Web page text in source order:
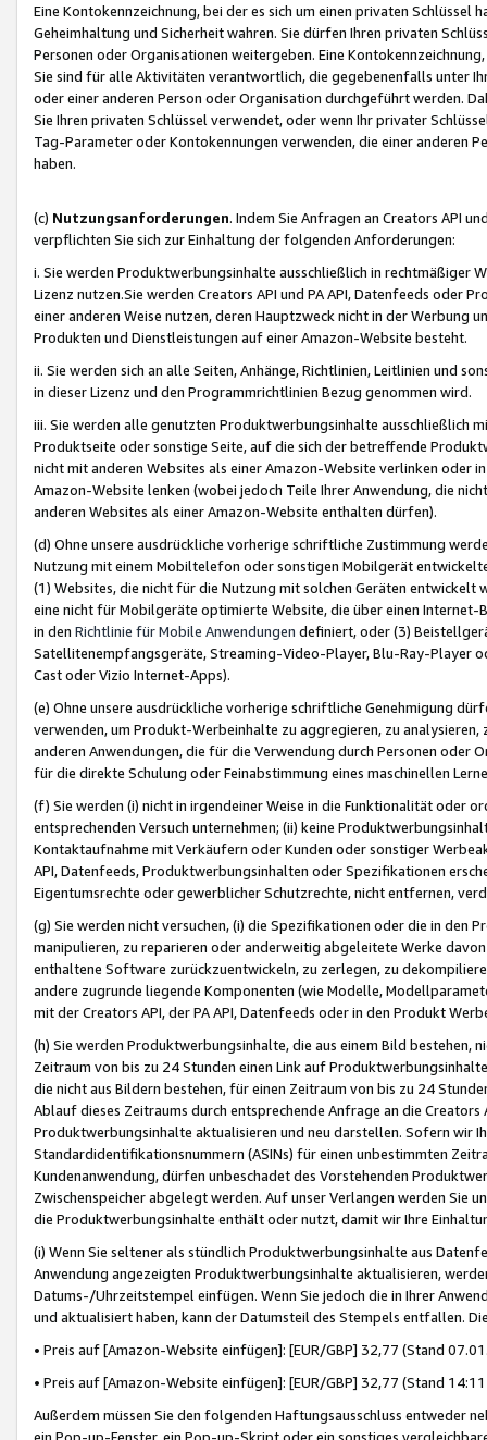
Eine Kontokennzeichnung, bei der es sich um einen privaten
Geheimhaltung und Sicherheit wahren. Sie dürfen Ihren privaten
Personen oder Organisationen weitergeben. Eine
Sie sind für alle Aktivitäten verantwortlich, die gegebenenfalls unter
oder einer anderen Person oder Organisation durchgeführt werden.
Sie Ihren privaten Schlüssel verwendet, oder wenn Ihr privater
Tag-Parameter oder Kontokennungen verwenden, die einer anderen
haben.
(c) Nutzungsanforderungen. Indem Sie Anfragen an Creators API
verpflichten Sie sich zur Einhaltung der folgenden Anforderungen:
i. Sie werden Produktwerbungsinhalte ausschließlich in rechtmäßiger
Lizenz nutzen.Sie werden Creators API und PA API, Datenfeeds oder
einer anderen Weise nutzen, deren Hauptzweck nicht in der Werbung
Produkten und Dienstleistungen auf einer Amazon-Website besteht.
ii. Sie werden sich an alle Seiten, Anhänge, Richtlinien, Leitlinien und
in dieser Lizenz und den Programmrichtlinien Bezug genommen wird.
iii. Sie werden alle genutzten Produktwerbungsinhalte ausschließlich
Produktseite oder sonstige Seite, auf die sich der betreffende
nicht mit anderen Websites als einer Amazon-Website verlinken oder
Amazon-Website lenken (wobei jedoch Teile Ihrer Anwendung, die
anderen Websites als einer Amazon-Website enthalten dürfen).
(d) Ohne unsere ausdrückliche vorherige schriftliche Zustimmung
Nutzung mit einem Mobiltelefon oder sonstigen Mobilgerät
(1) Websites, die nicht für die Nutzung mit solchen Geräten
eine nicht für Mobilgeräte optimierte Website, die über einen
in den Richtlinie für Mobile Anwendungen definiert, oder (3)
Satellitenempfangsgeräte, Streaming-Video-Player, Blu-Ray-Player
Cast oder Vizio Internet-Apps).
(e) Ohne unsere ausdrückliche vorherige schriftliche Genehmigung
verwenden, um Produkt-Werbeinhalte zu aggregieren, zu
anderen Anwendungen, die für die Verwendung durch Personen
für die direkte Schulung oder Feinabstimmung eines maschinellen
(f) Sie werden (i) nicht in irgendeiner Weise in die Funktionalität oder
entsprechenden Versuch unternehmen; (ii) keine
Kontaktaufnahme mit Verkäufern oder Kunden oder sonstiger
API, Datenfeeds, Produktwerbungsinhalten oder Spezifikationen
Eigentumsrechte oder gewerblicher Schutzrechte, nicht entfernen,
(g) Sie werden nicht versuchen, (i) die Spezifikationen oder die in
manipulieren, zu reparieren oder anderweitig abgeleitete Werke
enthaltene Software zurückzuentwickeln, zu zerlegen, zu
andere zugrunde liegende Komponenten (wie Modelle,
mit der Creators API, der PA API, Datenfeeds oder in den Produkt
(h) Sie werden Produktwerbungsinhalte, die aus einem Bild bestehen,
Zeitraum von bis zu 24 Stunden einen Link auf
die nicht aus Bildern bestehen, für einen Zeitraum von bis zu 24
Ablauf dieses Zeitraums durch entsprechende Anfrage an die
Produktwerbungsinhalte aktualisieren und neu darstellen. Sofern wir
Standardidentifikationsnummern (ASINs) für einen unbestimmten
Kundenanwendung, dürfen unbeschadet des Vorstehenden
Zwischenspeicher abgelegt werden. Auf unser Verlangen werden Sie
die Produktwerbungsinhalte enthält oder nutzt, damit wir Ihre
(i) Wenn Sie seltener als stündlich Produktwerbungsinhalte aus
Anwendung angezeigten Produktwerbungsinhalte aktualisieren,
Datums-/Uhrzeitstempel einfügen. Wenn Sie jedoch die in Ihrer
und aktualisiert haben, kann der Datumsteil des Stempels entfallen.
• Preis auf [Amazon-Website einfügen]: [EUR/GBP] 32,77 (Stand
• Preis auf [Amazon-Website einfügen]: [EUR/GBP] 32,77 (Stand
Außerdem müssen Sie den folgenden Haftungsausschluss entweder
ein Pop-up-Fenster, ein Pop-up-Skript oder ein sonstiges